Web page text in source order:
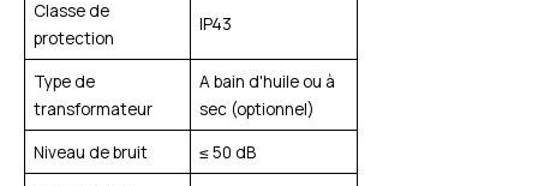
Classe de
protection
IP43
Type de
transformateur
A bain d'huile ou à
sec (optionnel)
Niveau de bruit
≤ 50 dB